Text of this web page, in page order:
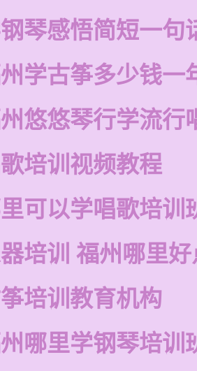
琴感悟简短一句
学古筝多少钱一
悠悠琴行学流行
培训视频教程
可以学唱歌培训
培训 福州哪里
培训教育机构
哪里学钢琴培训